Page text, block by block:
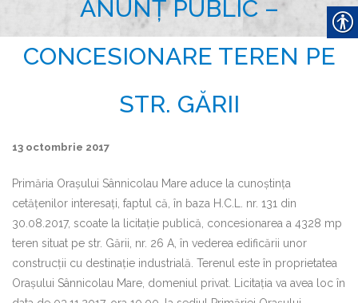
ANUNȚ PUBLIC –
CONCESIONARE TEREN PE
STR. GĂRII
13 octombrie 2017
Primăria Oraşului Sânnicolau Mare aduce la cunoştinţa
cetăţenilor interesaţi, faptul că, în baza H.C.L. nr. 131 din
30.08.2017, scoate la licitaţie publică, concesionarea a 4328 mp
teren situat pe str. Gării, nr. 26 A, în vederea edificării unor
construcţii cu destinaţie industrială. Terenul este în proprietatea
Oraşului Sânnicolau Mare, domeniul privat. Licitaţia va avea loc în